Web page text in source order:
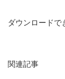
ダウンロードで
関連記事